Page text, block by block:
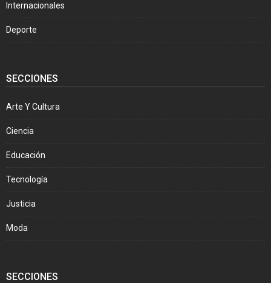
Internacionales
Deporte
SECCIONES
Arte Y Cultura
Ciencia
Educación
Tecnología
Justicia
Moda
SECCIONES